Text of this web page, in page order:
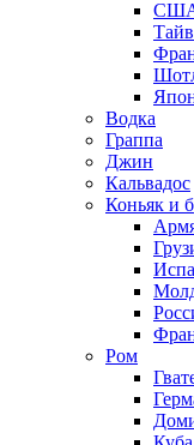
Водка
Граппа
Джин
Кальвадос
Коньяк и
Ром